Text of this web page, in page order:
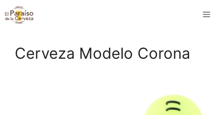
Saltar
al
Cerveza Modelo Corona